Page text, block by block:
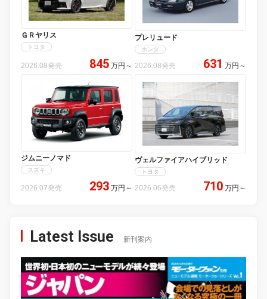
ＧＲヤリス
トヨタ
2026.08発売 845 万円 ～
プレリュード
ホンダ
2026.08発売 631 万円 ～
ジムニーノマド
スズキ
2026.07発売 293 万円 ～
ヴェルファイアハイブリッド
トヨタ
2026.06発売 710 万円 ～
Latest Issue 新刊案内